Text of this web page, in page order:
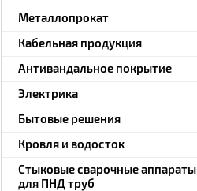
Металлопрокат
Кабельная продукция
Антивандальное покрытие
Электрика
Бытовые решения
Кровля и водосток
Стыковые сварочные аппараты
для ПНД труб